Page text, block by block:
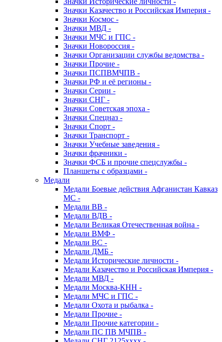
Значки Казачество и Российская Империя -
Значки Космос -
Значки МВД -
Значки МЧС и ГПС -
Значки Новороссия -
Значки Организации службы ведомства -
Значки Прочие -
Значки ПСПВМЧПВ -
Значки РФ и её регионы -
Значки Серии -
Значки СНГ -
Значки Советская эпоха -
Значки Спецназ -
Значки Спорт -
Значки Транспорт -
Значки Учебные заведения -
Значки фрачники -
Значки ФСБ и прочие спецслужбы -
Планшеты с образцами -
Медали
Медали Боевые действия Афганистан Кавказ
МС -
Медали ВВ -
Медали ВДВ -
Медали Великая Отечественная война -
Медали ВМФ -
Медали ВС -
Медали ДМБ -
Медали Исторические личности -
Медали Казачество и Российская Империя -
Медали МВД -
Медали Москва-КНН -
Медали МЧС и ГПС -
Медали Охота и рыбалка -
Медали Прочие -
Медали Прочие категории -
Медали ПС ПВ МЧПВ -